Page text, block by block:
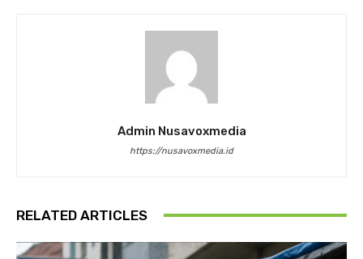
Admin Nusavoxmedia
https://nusavoxmedia.id
RELATED ARTICLES